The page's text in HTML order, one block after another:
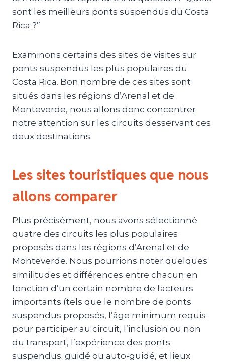
sont les meilleurs ponts suspendus du Costa
Rica ?”
Examinons certains des sites de visites sur
ponts suspendus les plus populaires du
Costa Rica. Bon nombre de ces sites sont
situés dans les régions d’Arenal et de
Monteverde, nous allons donc concentrer
notre attention sur les circuits desservant ces
deux destinations.
Les sites touristiques que nous
allons comparer
Plus précisément, nous avons sélectionné
quatre des circuits les plus populaires
proposés dans les régions d’Arenal et de
Monteverde. Nous pourrions noter quelques
similitudes et différences entre chacun en
fonction d’un certain nombre de facteurs
importants (tels que le nombre de ponts
suspendus proposés, l’âge minimum requis
pour participer au circuit, l’inclusion ou non
du transport, l’expérience des ponts
suspendus. guidé ou auto-guidé, et lieux